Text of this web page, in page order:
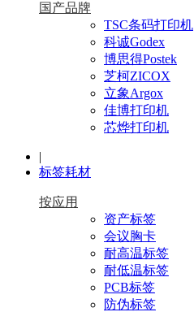
国产品牌
TSC条码打印机
科诚Godex
博思得Postek
芝柯ZICOX
立象Argox
佳博打印机
芯烨打印机
|
标签耗材
按应用
资产标签
会议胸卡
耐高温标签
耐低温标签
PCB标签
防伪标签